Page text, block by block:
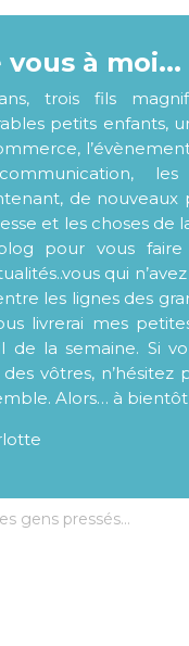
vous à moi...
trois fils
petits enfants,
de nouveaux
et les choses de
pour vous faire
qui
les lignes des
livrerai mes
de la semaine. Si
vôtres, n’hésitez
Alors… à bientôt
gens pressés...